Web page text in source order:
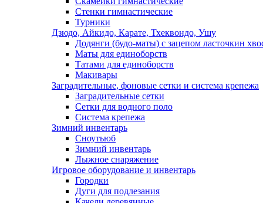
Стенки гимнастические
Турники
Дзюдо, Айкидо, Карате, Тхеквондо, Ушу
Додянги (будо-маты) с зацепом ласточкин
Маты для единоборств
Татами для единоборств
Макивары
Заградительные, фоновые сетки и система крепежа
Заградительные сетки
Сетки для водного поло
Система крепежа
Зимний инвентарь
Сноутьюб
Зимний инвентарь
Лыжное снаряжение
Игровое оборудование и инвентарь
Городки
Дуги для подлезания